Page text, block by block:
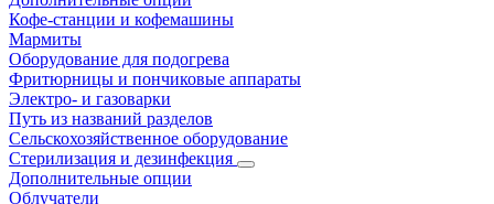
Кофе-станции и кофемашины
Мармиты
Оборудование для подогрева
Фритюрницы и пончиковые аппараты
Электро- и газоварки
Путь из названий разделов
Сельскохозяйственное оборудование
Стерилизация и дезинфекция
Дополнительные опции
Облучатели